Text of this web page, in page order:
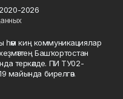
2026
һәм киң коммуникациялар
Башҡортостан
теркәлде. ПИ ТУ02-
майында бирелгән.